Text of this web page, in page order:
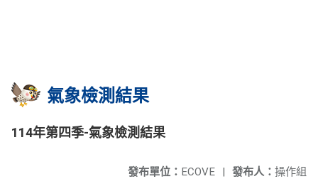
氣象檢測結果
114年第四季-氣象檢測結果
發布人： 操作組
發布單位： ECOVE |